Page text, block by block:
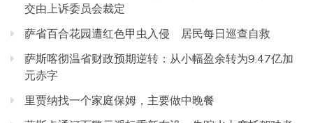
交由上诉委员会裁定
萨省百合花园遭红色甲虫入侵 居民每日巡查自救
萨斯喀彻温省财政预期逆转：从小幅盈余转为9.47亿加
元赤字
里贾纳找一个家庭保姆，主要做中晚餐